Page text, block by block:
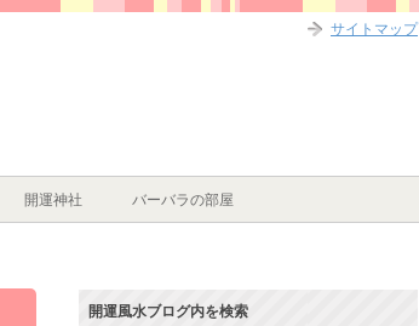
開運神社 バーバラの部屋
開運風水ブログ内を検索
サイトマップ